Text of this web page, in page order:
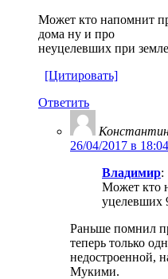
Может кто напомнит
дома ну и про
неуцелевших при
[Цитировать]
Ответить
26/04/2017 в 18:04
Владимир:
Может кто
уцелевших
Раньше помнил
теперь только
недостроенной,
Мукими.